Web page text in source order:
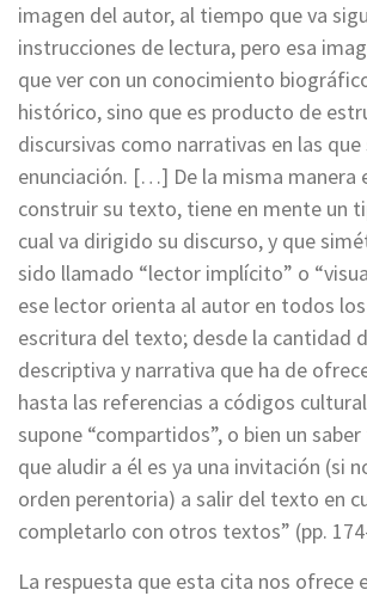
imagen del autor, al tiempo que va
instrucciones de lectura, pero esa
que ver con un conocimiento
histórico, sino que es producto de
discursivas como narrativas en las
enunciación. […] De la misma manera
construir su texto, tiene en mente un
cual va dirigido su discurso, y que
sido llamado “lector implícito” o
ese lector orienta al autor en todos
escritura del texto; desde la cantidad
descriptiva y narrativa que ha de
hasta las referencias a códigos
supone “compartidos”, o bien un
que aludir a él es ya una invitación (si
orden perentoria) a salir del texto en
completarlo con otros textos” (pp.
La respuesta que esta cita nos ofrece